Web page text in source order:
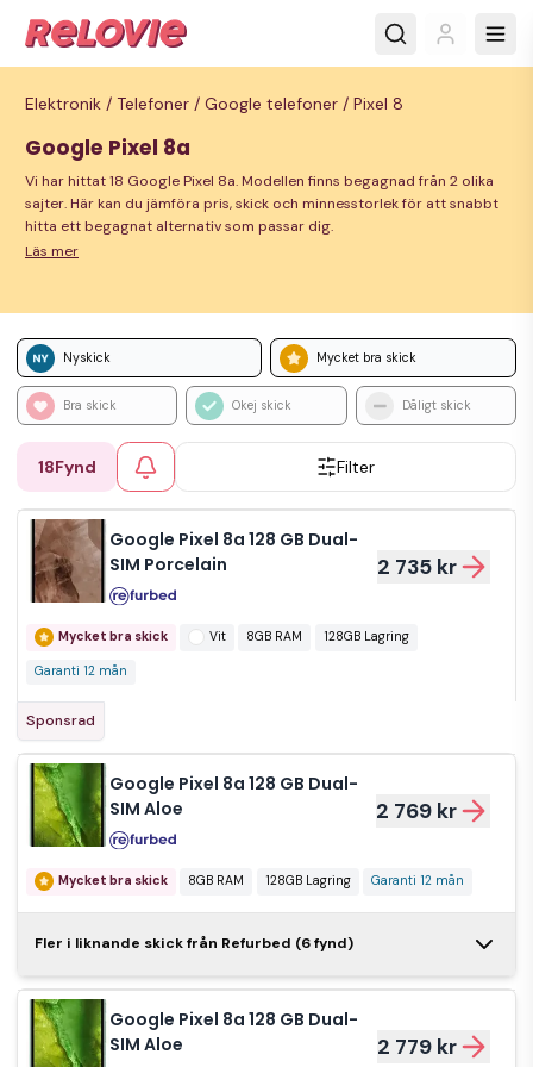
Elektronik / Telefoner / Google telefoner / Pixel 8
Google Pixel 8a
Vi har hittat 18 Google Pixel 8a. Modellen finns begagnad från 2 olika
sajter. Här kan du jämföra pris, skick och minnesstorlek för att snabbt
hitta ett begagnat alternativ som passar dig.
Läs mer
Nyskick Mycket bra skick
Bra skick Okej skick Dåligt skick
18Fynd Filter
Google Pixel 8a 128 GB Dual-
SIM Porcelain
2 735 kr
Mycket bra skick Vit 8GB RAM 128GB Lagring
Garanti 12 mån
Sponsrad
Google Pixel 8a 128 GB Dual-
SIM Aloe
2 769 kr
Mycket bra skick 8GB RAM 128GB Lagring Garanti 12 mån
Google Pixel 8a
SIM Aloe
Mycket bra skick
Fler i liknande skick från Refurbed (6 fynd)
Google Pixel 8a 128 GB Dual-
SIM Aloe
2 779 kr